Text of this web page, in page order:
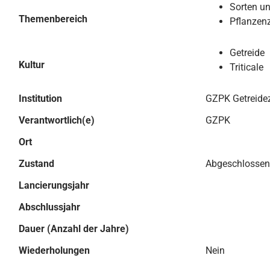
Themenbereich
Sorten
Kultur
Getreide
Triticale
Institution
GZPK
Verantwortlich(e)
GZPK
Ort
Zustand
Abgeschlossen
Lancierungsjahr
Abschlussjahr
Dauer (Anzahl der Jahre)
Wiederholungen
Nein